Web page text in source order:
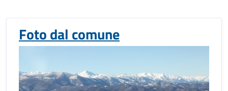
Foto dal comune